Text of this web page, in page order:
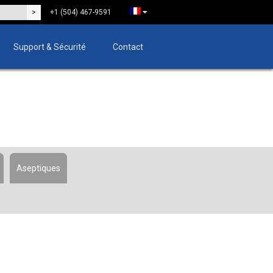
+1 (504) 467-9591
Support & Sécurité Contact
Aseptiques